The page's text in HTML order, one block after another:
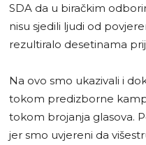
SDA da u biračkim
nisu sjedili ljudi od
rezultiralo desetinama
Na ovo smo ukazivali i
tokom predizborne
tokom brojanja glasova.
jer smo uvjereni da